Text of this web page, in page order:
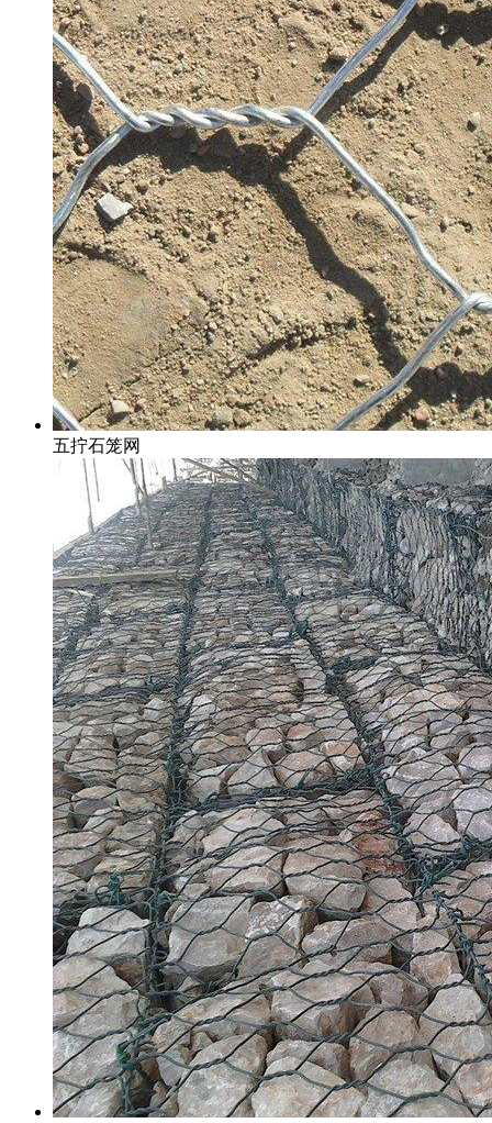
五拧石笼网